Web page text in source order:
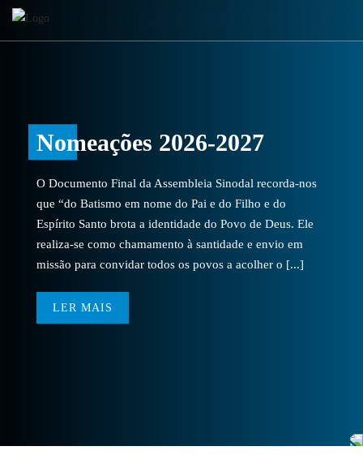
Nomeações 2026-2027
O Documento Final da Assembleia Sinodal recorda-nos
que “do Batismo em nome do Pai e do Filho e do
Espírito Santo brota a identidade do Povo de Deus. Ele
realiza-se como chamamento à santidade e envio em
missão para convidar todos os povos a acolher o [...]
LER MAIS